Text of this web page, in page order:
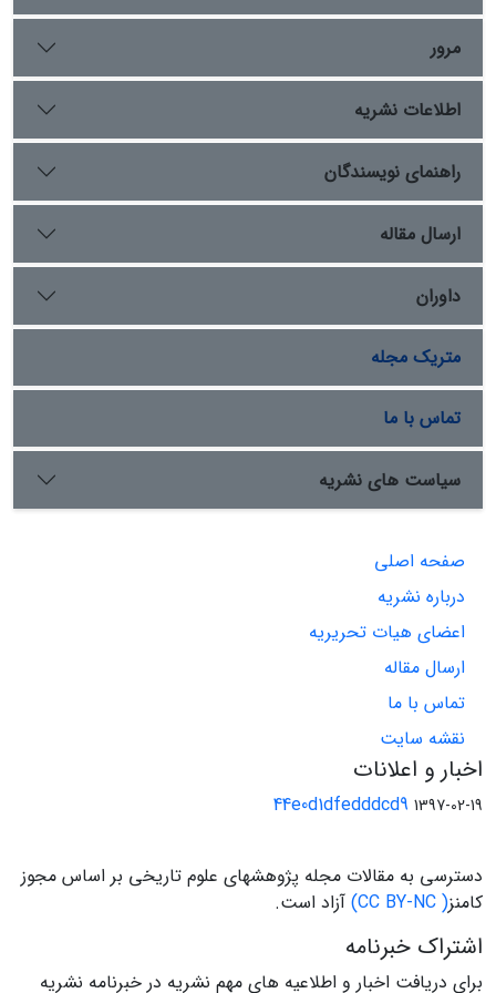
میزان برآورد محصول (از ۱۸ تا ۱۰۰ کور) متناسب با مساحت
باغ‌ها (از ۰.۵۶ تا ۳.۱۲۸ کور زمین) تعیین می‌شده و تعهدات
جانبی مانند پرداخت نقره نیز بر همین اساس محاسبه
می‌شده است. این نظام همچنین نشان‌دهنده تلفیق موفق
سنت‌های اداری بابلی با نیازهای مدیریتی شاهنشاهی
هخامنشی است.
مرور
اطلاعات نشریه
راهنمای نویسندگان
ارسال مقاله
داوران
متریک مجله
تماس با ما
سیاست های نشریه
صفحه اصلی
درباره نشریه
اعضای هیات تحریریه
ارسال مقاله
تماس با ما
نقشه سایت
اخبار و اعلانات
44e0d1dfedddcd9 1397-02-19
دسترسی به مقالات مجله پژوهشهای علوم تاریخی بر اساس مجوز
کامنز( CC BY-NC) آزاد است.
اشتراک خبرنامه
برای دریافت اخبار و اطلاعیه های مهم نشریه در خبرنامه نشریه